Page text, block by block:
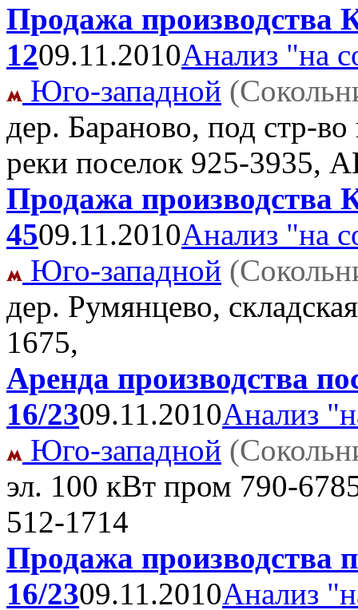
Продажа
1209.11.2010Анализ "на
Юго-западной
дер. Бараново, под стр-во
реки поселок 925-3935,
Продажа
4509.11.2010Анализ "на
Юго-западной
дер. Румянцево,
1675,
Аренда производства
16/2309.11.2010Анализ
Юго-западной
эл. 100 кВт пром 790-
512-1714
Продажа производства
16/2309.11.2010Анализ